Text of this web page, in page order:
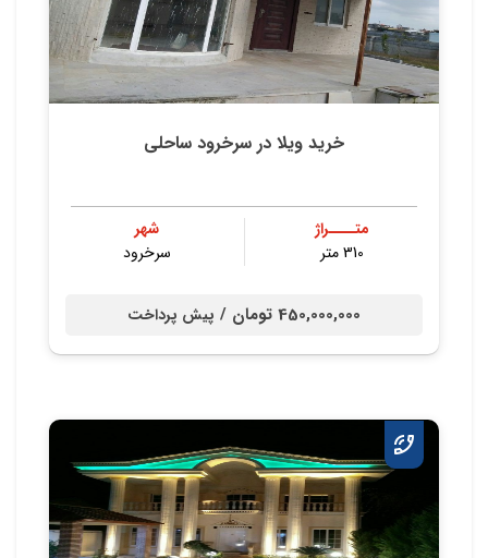
خرید ویلا در سرخرود ساحلی
متــــراژ
310 متر
شهر
سرخرود
450,000,000 تومان / پیش پرداخت